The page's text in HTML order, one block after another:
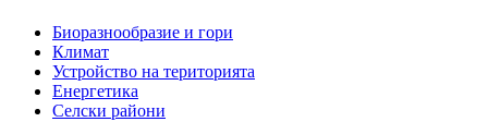
Биоразнообразие и гори
Климат
Устройство на територията
Енергетика
Селски райони